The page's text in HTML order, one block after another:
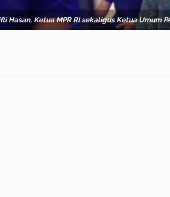
Ketua MPR RI sekaligus Ketua Umum